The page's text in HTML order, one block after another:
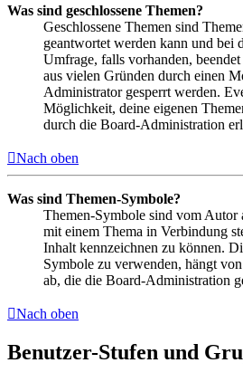
Was sind geschlossene Themen?
Geschlossene Themen sind
geantwortet werden kann und bei
Umfrage, falls vorhanden,
aus vielen Gründen durch einen
Administrator gesperrt werden.
Möglichkeit, deine eigenen
durch die Board-Administration
Nach oben
Was sind Themen-Symbole?
Themen-Symbole sind vom Autor
mit einem Thema in Verbindung
Inhalt kennzeichnen zu können.
Symbole zu verwenden, hängt
ab, die die Board-Administration
Nach oben
Benutzer-Stufen und